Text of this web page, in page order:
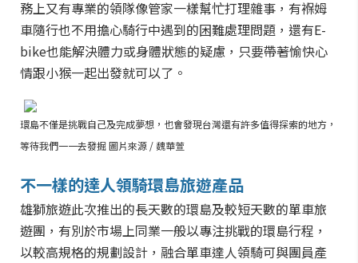
務上又有專業的領隊像管家一樣幫忙打理雜事，有褓姆
車隨行也不用擔心騎行中遇到的困難處理問題，還有E-
bike也能解決體力或身體狀態的疑慮，只要帶著愉快心
情跟小猴一起出發就可以了。
環島不僅是挑戰自己及完成夢想，也會發現台灣還有許多值得探索的地方，
等待我們一一去發掘 圖片來源 / 魏華萱
不一樣的達人領騎環島旅遊產品
雄獅旅遊此次推出的長天數的環島及較短天數的單車旅
遊團，有別於市場上同業一般以專注挑戰的環島行程，
以較高規格的規劃設計，融合單車達人領騎可與團員產